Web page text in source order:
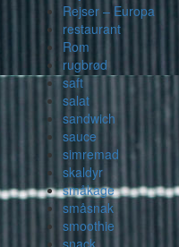
Rejser – Europa
restaurant
Rom
rugbrød
saft
salat
sandwich
sauce
simremad
skaldyr
småkage
småsnak
smoothie
snack